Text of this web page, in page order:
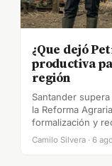
¿Que dejó
productiva
región
Santander
la Reforma
formalización y
Camilo Silvera · 6